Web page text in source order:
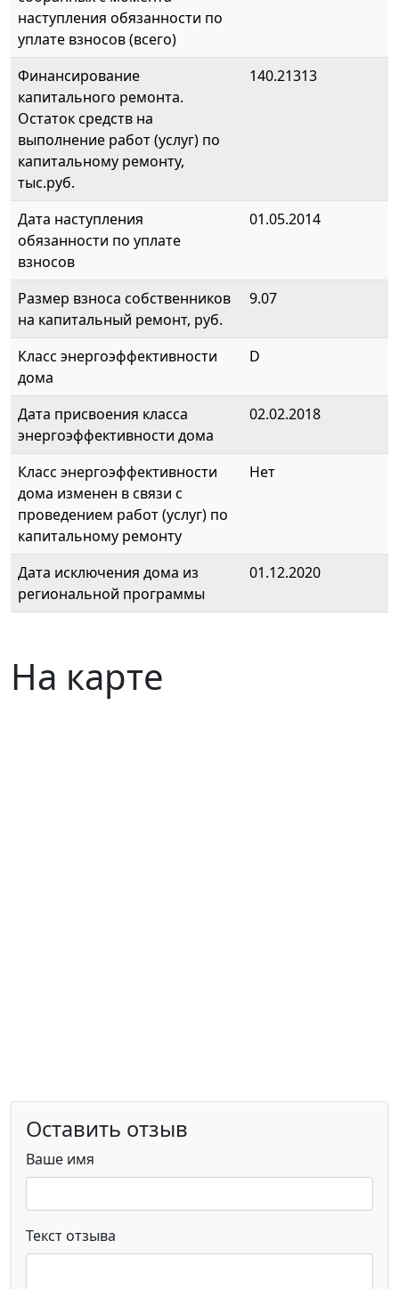
наступления обязанности по
уплате взносов (всего)
Финансирование
капитального ремонта.
Остаток средств на
выполнение работ (услуг) по
капитальному ремонту,
тыс.руб.
140.21313
Дата наступления
обязанности по уплате
взносов
01.05.2014
Размер взноса собственников
на капитальный ремонт, руб.
9.07
Класс энергоэффективности
дома
D
Дата присвоения класса
энергоэффективности дома
02.02.2018
Класс энергоэффективности
дома изменен в связи с
проведением работ (услуг) по
капитальному ремонту
Нет
Дата исключения дома из
региональной программы
01.12.2020
На карте
Оставить отзыв
Ваше имя
Текст отзыва